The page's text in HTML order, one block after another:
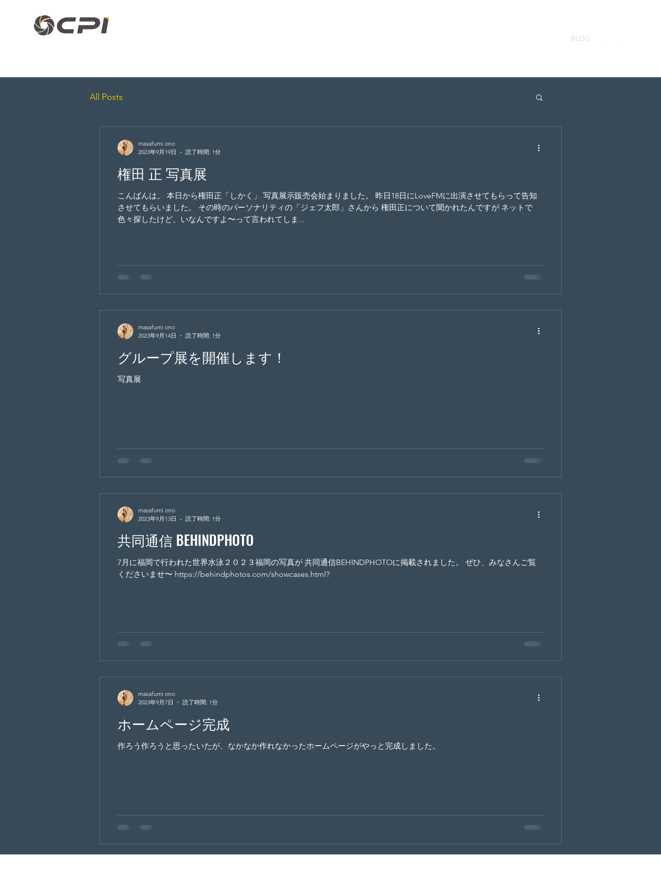
BLOG
All Posts
権田 正 写真展
こんばんは。 本日から権田正「しかく」 写真展示販売会始まりました。 昨日18日にLoveFMに出演させてもらって告知
させてもらいました。 その時のパーソナリティの「ジェフ太郎」さんから 権田正について聞かれたんですが ネットで
色々探したけど、いなんですよ〜って言われてしま...
masafumi ono
2023年9月19日
読了時間: 1分
グループ展を開催します！
写真展
masafumi ono
2023年9月14日
読了時間: 1分
共同通信 BEHINDPHOTO
7月に福岡で行われた世界水泳２０２３福岡の写真が 共同通信BEHINDPHOTOに掲載されました。 ぜひ、みなさんご覧
くださいませ〜 https://behindphotos.com/showcases.html?
masafumi ono
2023年9月13日
読了時間: 1分
ホームページ完成
作ろう作ろうと思ったいたが、なかなか作れなかったホームページがやっと完成しました。
masafumi ono
2023年9月7日
読了時間: 1分